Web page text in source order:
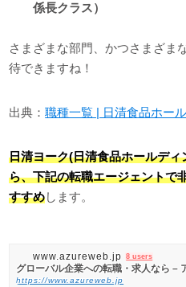
係長クラス）
さまざまな部門、かつさまざま
待できますね！
出典：職種一覧 | 日清食品ホー
日清ヨーク(日清食品ホールデ
ら、下記の転職エージェントで
すすめします。
www.azureweb.jp 8 users
グローバル企業への転職・求人なら –
https://www.azureweb.jp